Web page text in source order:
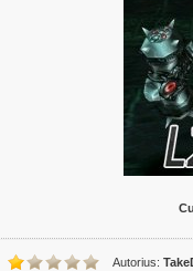
Autorius: